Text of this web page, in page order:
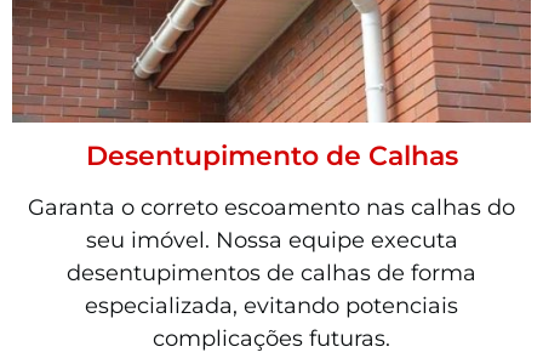
Desentupimento de Calhas
Garanta o correto escoamento nas calhas do
seu imóvel. Nossa equipe executa
desentupimentos de calhas de forma
especializada, evitando potenciais
complicações futuras.